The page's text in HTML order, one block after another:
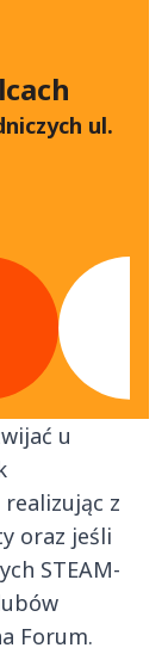
ul.
u
z
oraz jeśli
STEAM-
Forum.